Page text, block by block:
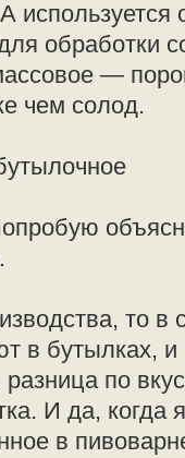
обработки
—
чем солод.
то в
в бутылках, и
по
И да,
в